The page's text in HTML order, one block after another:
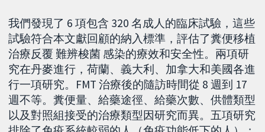
我們發現了 6 項包含 320 名成人的臨床試驗，這些
試驗符合本文獻回顧的納入標準，評估了糞便移植
治療反覆 難辨梭菌 感染的療效和安全性。兩項研
究在丹麥進行，荷蘭、義大利、加拿大和美國各進
行一項研究。FMT 治療後的隨訪時間從 8 週到 17
週不等。糞便量、給藥途徑、給藥次數、供體類型
以及對照組接受的治療類型因研究而異。五項研究